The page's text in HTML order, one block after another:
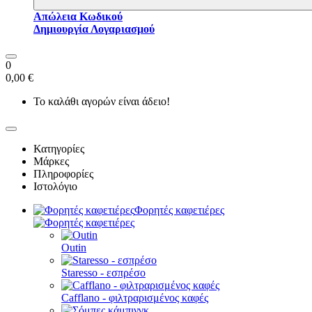
Απώλεια Κωδικού
Δημιουργία Λογαριασμού
0
0,00 €
Το καλάθι αγορών είναι άδειο!
Κατηγορίες
Μάρκες
Πληροφορίες
Ιστολόγιο
Φορητές καφετιέρες
Outin
Staresso - εσπρέσο
Cafflano - φιλτραρισμένος καφές